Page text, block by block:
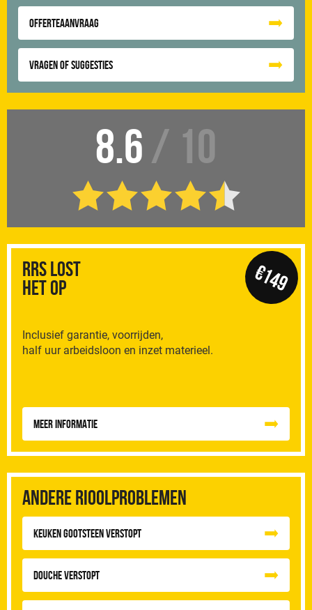
Offerteaanvraag
Vragen of suggesties
8.6 / 10
RRS Lost
het op
Inclusief garantie, voorrijden,
half uur arbeidsloon en inzet materieel.
€149
Meer informatie
Andere rioolproblemen
Keuken Gootsteen Verstopt
Douche Verstopt